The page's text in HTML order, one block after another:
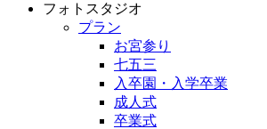
フォトスタジオ
プラン
お宮参り
七五三
入卒園・入学卒業
成人式
卒業式